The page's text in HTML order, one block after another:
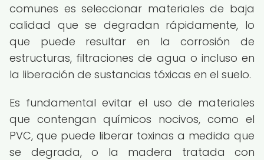
comunes es seleccionar materiales de baja
calidad que se degradan rápidamente, lo
que puede resultar en la corrosión de
estructuras, filtraciones de agua o incluso en
la liberación de sustancias tóxicas en el suelo.
Es fundamental evitar el uso de materiales
que contengan químicos nocivos, como el
PVC, que puede liberar toxinas a medida que
se degrada, o la madera tratada con